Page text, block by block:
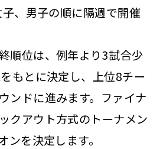
、男子の順に隔週で開催
順位は、例年より3試合少
もとに決定し、上位8チー
ンドに進みます。ファイナ
クアウト方式のトーナメン
ンを決定します。